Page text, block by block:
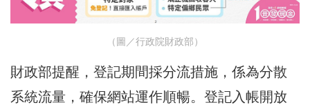
（圖／行政院財政部）
財政部提醒，登記期間採分流措施，係為分散
系統流量，確保網站運作順暢。登記入帳開放